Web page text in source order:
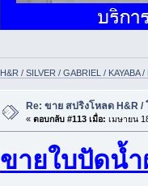
H&R / SILVER / GABRIEL / KAYABA
Re: ขาย สปริงโหลด H&R /
«ตอบกลับ #113 เมื่อ: เมษายน
ขายใบปัดน้ำ